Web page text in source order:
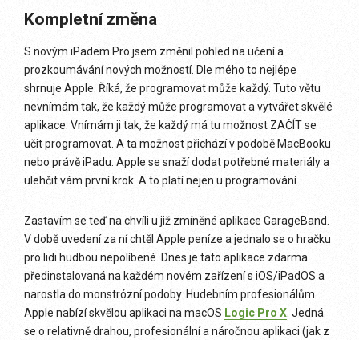
Kompletní změna
S novým iPadem Pro jsem změnil pohled na učení a
prozkoumávání nových možností. Dle mého to nejlépe
shrnuje Apple. Říká, že programovat může každý. Tuto větu
nevnímám tak, že každý může programovat a vytvářet skvělé
aplikace. Vnímám ji tak, že každý má tu možnost ZAČÍT se
učit programovat. A ta možnost přichází v podobě MacBooku
nebo právě iPadu. Apple se snaží dodat potřebné materiály a
ulehčit vám první krok. A to platí nejen u programování.
Zastavím se teď na chvíli u již zmíněné aplikace GarageBand.
V době uvedení za ní chtěl Apple peníze a jednalo se o hračku
pro lidi hudbou nepolíbené. Dnes je tato aplikace zdarma
předinstalovaná na každém novém zařízení s iOS/iPadOS a
narostla do monstrózní podoby. Hudebním profesionálům
Apple nabízí skvělou aplikaci na macOS Logic Pro X . Jedná
se o relativně drahou, profesionální a náročnou aplikaci (jak z